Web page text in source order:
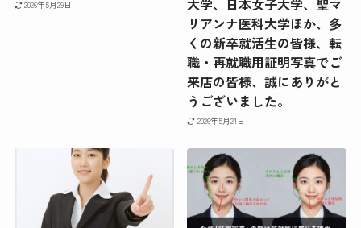
2026年5月29日
大学、日本女子大学、聖マ
リアンナ医科大学ほか、多
くの新卒就活生の皆様、転
職・再就職用証明写真でご
来店の皆様、誠にありがと
うございました。
2026年5月21日